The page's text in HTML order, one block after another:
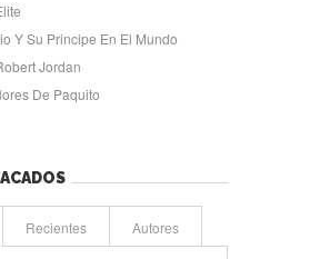
Y Su Principe En El Mundo
Jordan
De Paquito
Recientes Autores